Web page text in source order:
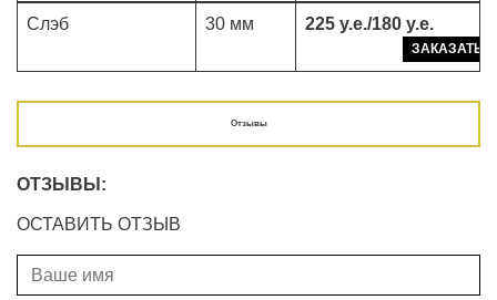
Слэб 30 мм 225 у.е./180 у.е.
ЗАКАЗАТЬ
Отзывы
ОТЗЫВЫ:
ОСТАВИТЬ ОТЗЫВ